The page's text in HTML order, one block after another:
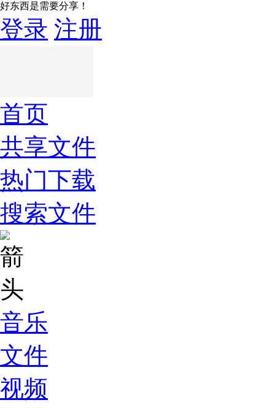
好东西是需要分享！
登录 注册
首页
共享文件
热门下载
搜索文件
音乐
文件
视频